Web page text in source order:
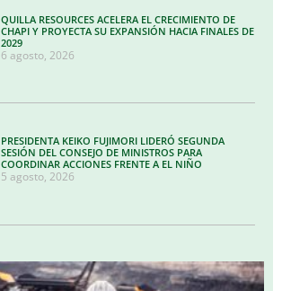
QUILLA RESOURCES ACELERA EL CRECIMIENTO DE
CHAPI Y PROYECTA SU EXPANSIÓN HACIA FINALES DE
2029
6 agosto, 2026
PRESIDENTA KEIKO FUJIMORI LIDERÓ SEGUNDA
SESIÓN DEL CONSEJO DE MINISTROS PARA
COORDINAR ACCIONES FRENTE A EL NIÑO
5 agosto, 2026